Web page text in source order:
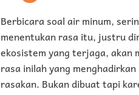
Berbicara soal air minum,
menentukan rasa itu, justru
ekosistem yang terjaga, akan
rasa inilah yang
rasakan. Bukan dibuat tapi